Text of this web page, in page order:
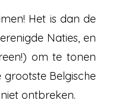
Het is dan de
Naties, en
om te tonen
Belgische
ontbreken.